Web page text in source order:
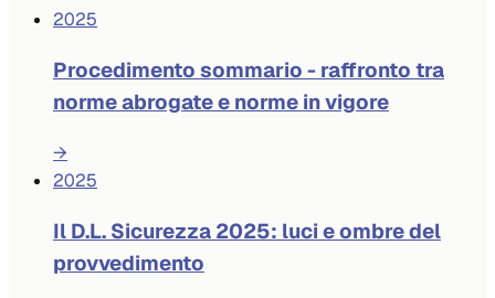
2025
Procedimento sommario - raffronto tra
norme abrogate e norme in vigore
→
2025
Il D.L. Sicurezza 2025: luci e ombre del
provvedimento